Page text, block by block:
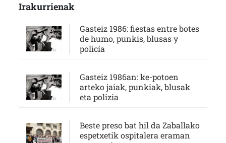
Irakurrienak
Gasteiz 1986: fiestas entre botes
de humo, punkis, blusas y
policía
Gasteiz 1986an: ke-potoen
arteko jaiak, punkiak, blusak
eta polizia
Beste preso bat hil da Zaballako
espetxetik ospitalera eraman